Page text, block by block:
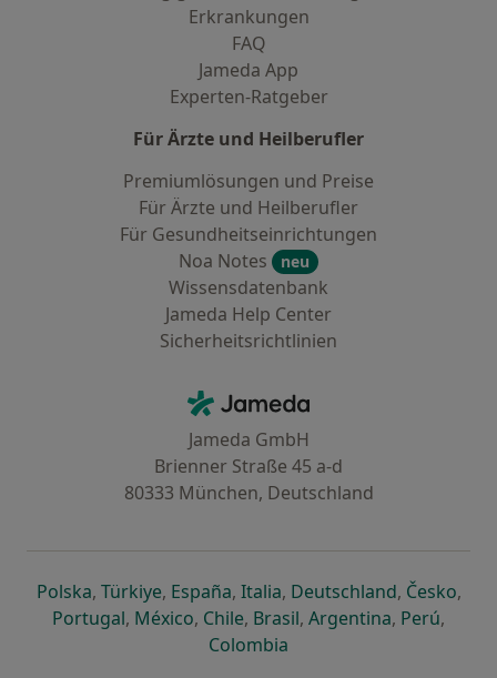
Erkrankungen
FAQ
Jameda App
Experten-Ratgeber
Für Ärzte und Heilberufler
Premiumlösungen und Preise
Für Ärzte und Heilberufler
Für Gesundheitseinrichtungen
Noa Notes
neu
Wissensdatenbank
Jameda Help Center
Sicherheitsrichtlinien
Jameda - Startseite
Jameda GmbH
Brienner Straße 45 a-d
80333 München, Deutschland
Polskaöffnet in einer neuen Registerkarte
, Türkiyeöffnet in einer neuen Registerkarte
, Españaöffnet in einer neuen
, Italiaöffnet in einer neuen
, Deutschlandöffnet in
, Česko,
Portugalöffnet in einer neuen Registerkarte
, Méxicoöffnet in einer neuen Registerkarte
, Chileöffnet in einer neuen
, Brasilöffnet in einer neuen
, Argentinaöffnet in
, Perúöffnet
,
Colombia